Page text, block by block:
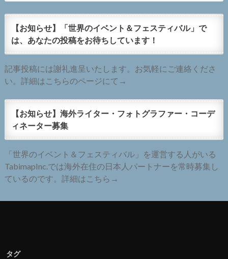
【お知らせ】「世界のイベント＆フェスティバル」で
は、あなたの投稿をお待ちしています！
記事投稿には謝礼進呈いたします。お気軽にご連絡くださ
い。詳細はこちらのページにて→
【お知らせ】海外ライター・フォトグラファー・コーデ
ィネーター募集
「世界のイベント＆フェスティバル」を運営する人がいる
TabimapInc.では海外在住の日本人パートナーを常時募集し
ているのです。詳細はこちら→
タグ